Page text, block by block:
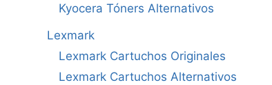
Kyocera Tóners Alternativos
Lexmark
Lexmark Cartuchos Originales
Lexmark Cartuchos Alternativos